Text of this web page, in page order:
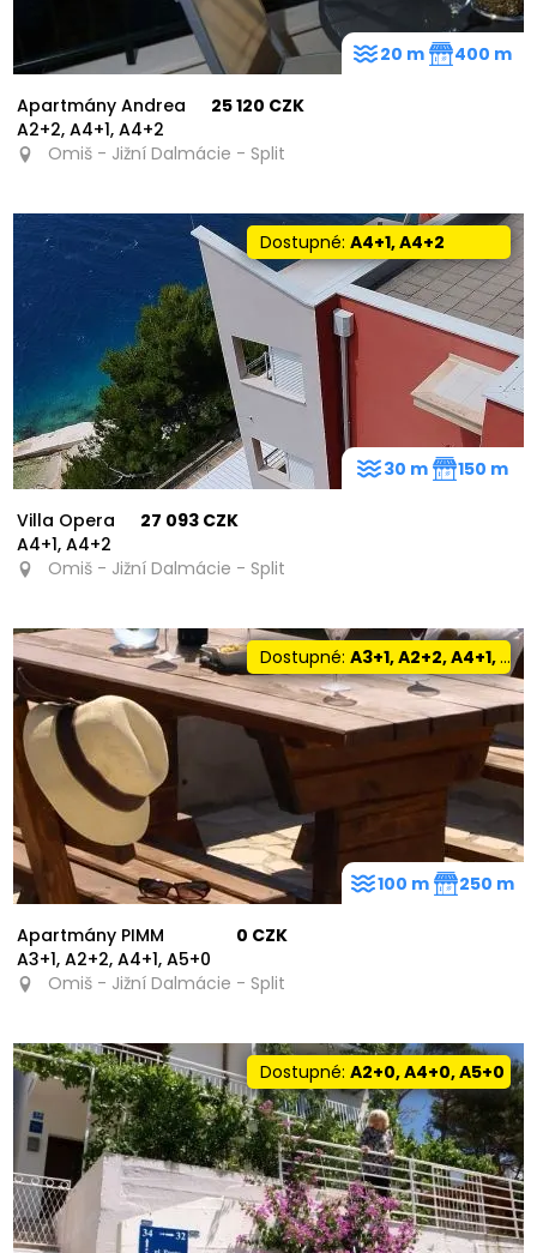
Apartmány Andrea
A2+2, A4+1, A4+2
25 120 CZK
Omiš - Jižní Dalmácie - Split
20 m 400 m
Dostupné:A4+1, A4+2
Villa Opera
A4+1, A4+2
27 093 CZK
Omiš - Jižní Dalmácie - Split
30 m 150 m
Dostupné:A3+1, A2+2, A4+1, A5+0
Apartmány PIMM
A3+1, A2+2, A4+1, A5+0
0 CZK
Omiš - Jižní Dalmácie - Split
100 m 250 m
Dostupné:A2+0, A4+0, A5+0